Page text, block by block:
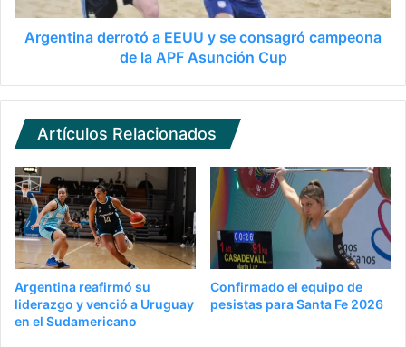
Argentina derrotó a EEUU y se consagró campeona
de la APF Asunción Cup
Artículos Relacionados
Argentina reafirmó su
liderazgo y venció a Uruguay
en el Sudamericano
Confirmado el equipo de
pesistas para Santa Fe 2026